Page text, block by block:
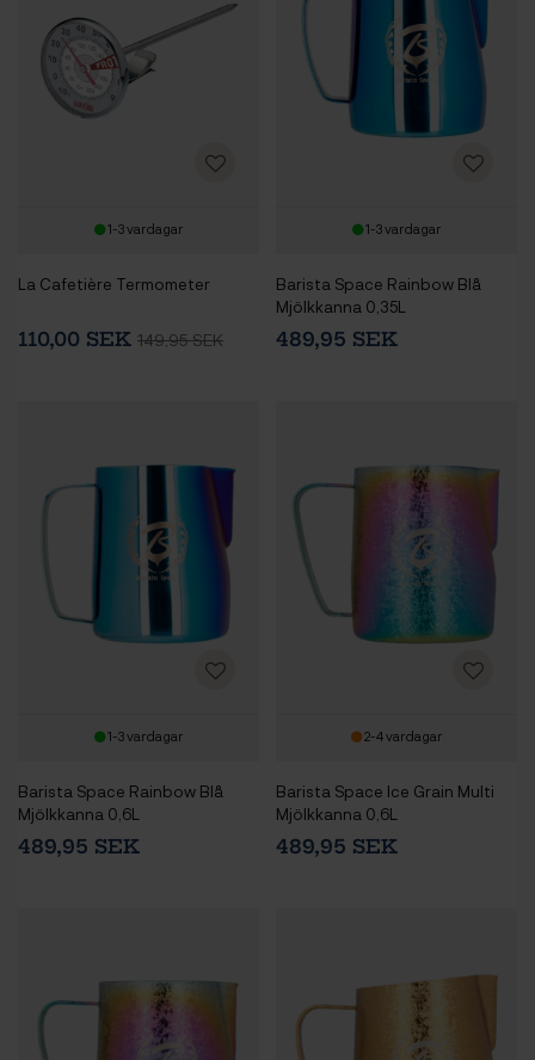
1-3 vardagar
La Cafetière Termometer
110,00 SEK 149,95 SEK
1-3 vardagar
Barista Space Rainbow Blå
Mjölkkanna 0,35L
489,95 SEK
1-3 vardagar
Barista Space Rainbow Blå
Mjölkkanna 0,6L
489,95 SEK
2-4 vardagar
Barista Space Ice Grain Multi
Mjölkkanna 0,6L
489,95 SEK